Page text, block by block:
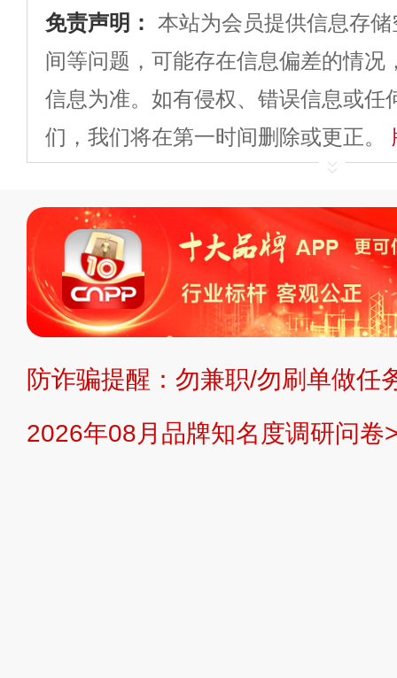
免责声明： 本站为会员提供信息存
间等问题，可能存在信息偏差的情况
信息为准。如有侵权、错误信息或任
们，我们将在第一时间删除或更正。
平台自有内容（文字
标、LOGO 等）知识产权归本站所
复制、转载、商用。本站不生产产
不代理、不招商、不提供中介服务。
持投资购买的观点或意见，页面信息
提交说明： 快速提交发布>> 提交品
防诈骗提醒：勿兼职/勿刷单做任
2026年08月品牌知名度调研问卷